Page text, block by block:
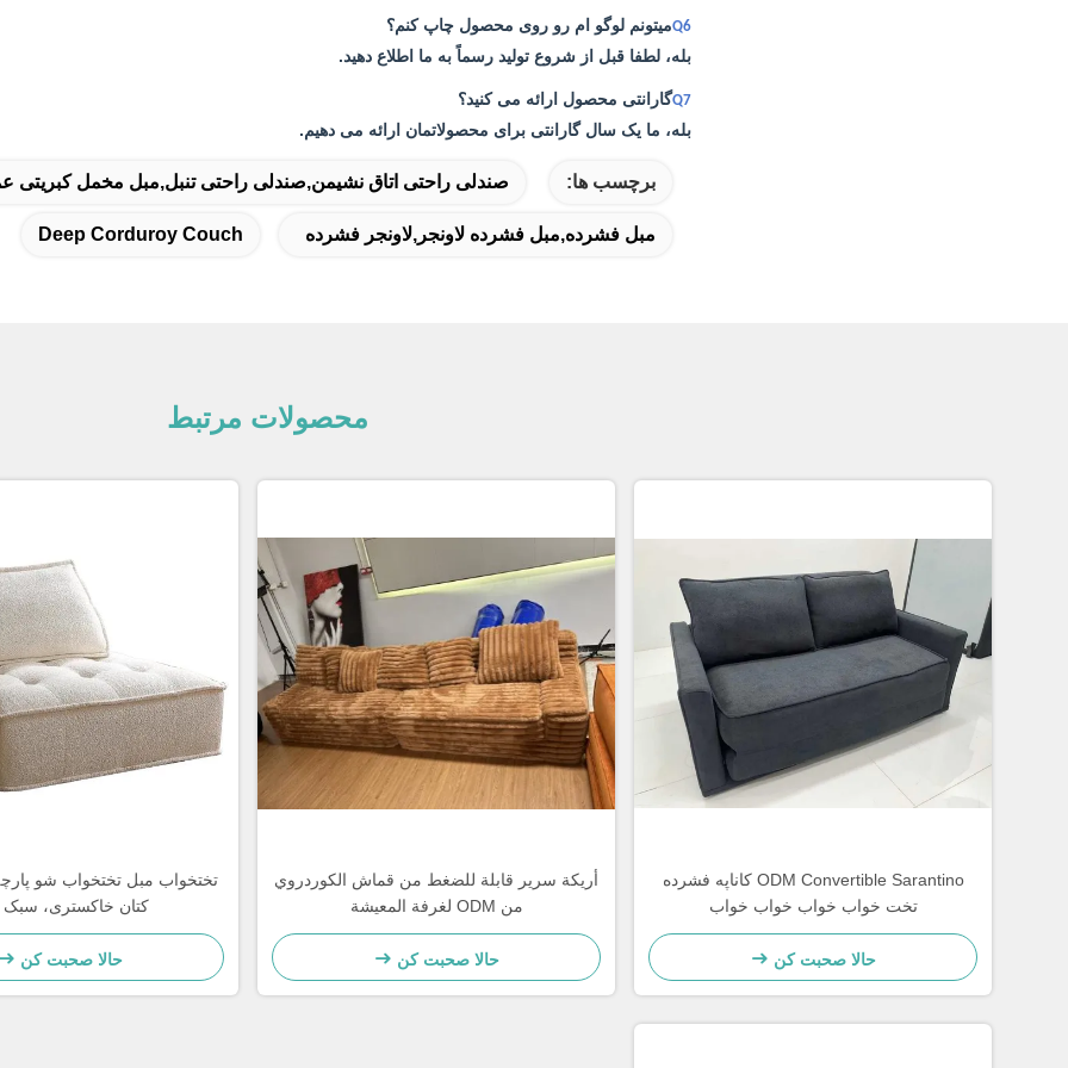
Q6میتونم لوگو ام رو روی محصول چاپ کنم؟
بله، لطفا قبل از شروع تولید رسماً به ما اطلاع دهید.
Q7گارانتی محصول ارائه می کنید؟
بله، ما یک سال گارانتی برای محصولاتمان ارائه می دهیم.
برچسب ها: صندلی راحتی اتاق نشیمن,صندلی راحتی تنبل,مبل مخمل کبریتی
مبل فشرده,مبل فشرده لاونجر,لاونجر فشرده Deep Corduroy Couch
محصولات مرتبط
ODM Convertible Sarantino کاناپه فشرده
تخت خواب خواب خواب خواب
حالا صحبت کن
أريكة سرير قابلة للضغط من قماش الكوردروي
من ODM لغرفة المعيشة
حالا صحبت کن
تختخواب مبل تختخواب شو
کتان خاکستری،
حالا صحبت کن